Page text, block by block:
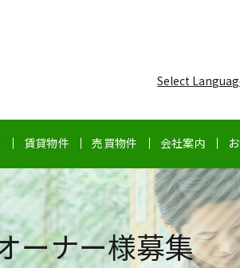
Select
賃貸物件 売買物件 会社案内
ーナー様募集